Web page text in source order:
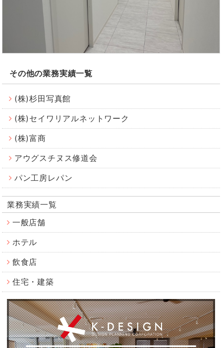
その他の業務実績一覧
(株)杉田写真館
(株)セイワリアルネットワーク
(株)富商
アウグスチヌス修道会
パン工房レパン
業務実績一覧
一般店舗
ホテル
飲食店
住宅・建築